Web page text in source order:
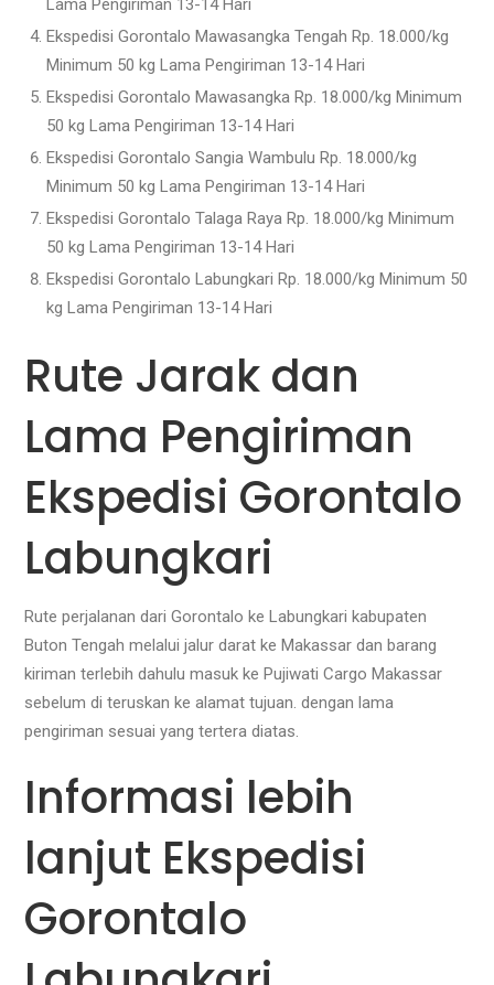
Lama Pengiriman 13-14 Hari
Ekspedisi Gorontalo Mawasangka Tengah Rp. 18.000/kg
Minimum 50 kg Lama Pengiriman 13-14 Hari
Ekspedisi Gorontalo Mawasangka Rp. 18.000/kg Minimum
50 kg Lama Pengiriman 13-14 Hari
Ekspedisi Gorontalo Sangia Wambulu Rp. 18.000/kg
Minimum 50 kg Lama Pengiriman 13-14 Hari
Ekspedisi Gorontalo Talaga Raya Rp. 18.000/kg Minimum
50 kg Lama Pengiriman 13-14 Hari
Ekspedisi Gorontalo Labungkari Rp. 18.000/kg Minimum 50
kg Lama Pengiriman 13-14 Hari
Rute Jarak dan
Lama Pengiriman
Ekspedisi Gorontalo
Labungkari
Rute perjalanan dari Gorontalo ke Labungkari kabupaten
Buton Tengah melalui jalur darat ke Makassar dan barang
kiriman terlebih dahulu masuk ke Pujiwati Cargo Makassar
sebelum di teruskan ke alamat tujuan. dengan lama
pengiriman sesuai yang tertera diatas.
Informasi lebih
lanjut Ekspedisi
Gorontalo